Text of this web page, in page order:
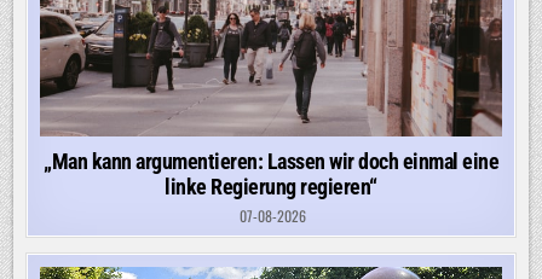
„Man kann argumentieren: Lassen wir doch einmal eine
linke Regierung regieren“
07-08-2026